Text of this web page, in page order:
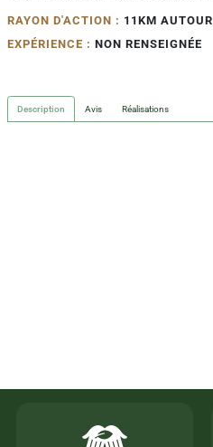
RAYON D'ACTION : 11KM
EXPÉRIENCE : NON RENSEIGNÉE
Description Avis Réalisations